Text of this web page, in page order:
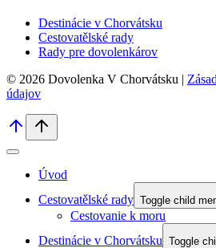
Destinácie v Chorvátsku
Cestovatělské rady
Rady pre dovolenkárov
© 2026 Dovolenka V Chorvátsku |
údajov
Úvod
Cestovatělské rady Toggle child
Cestovanie k moru
Destinácie v Chorvátsku Toggle